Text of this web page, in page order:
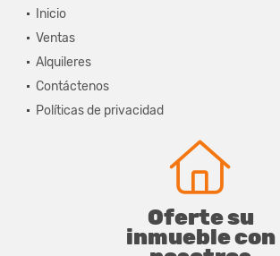
Inicio
Ventas
Alquileres
Contáctenos
Políticas de privacidad
Oferte su
inmueble con